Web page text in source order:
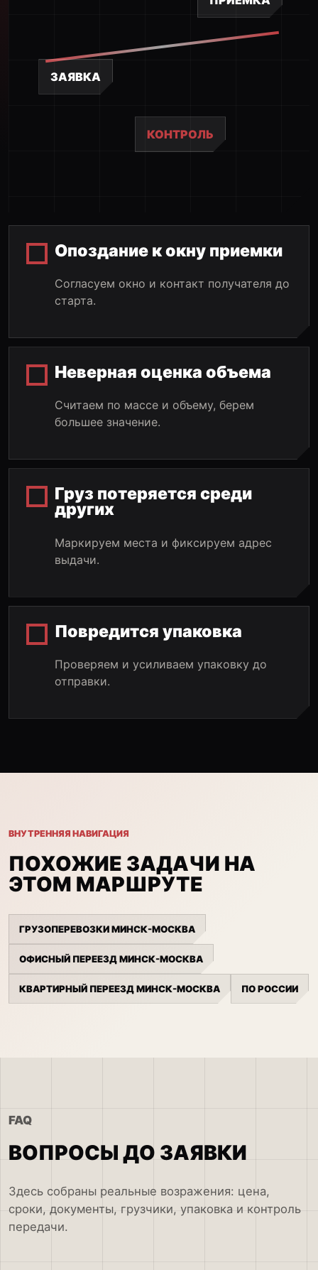
ЗАЯВКА
КОНТРОЛЬ
Опоздание к окну приемки
Согласуем окно и контакт получателя до
старта.
Неверная оценка объема
Считаем по массе и объему, берем
большее значение.
Груз потеряется среди
других
Маркируем места и фиксируем адрес
выдачи.
Повредится упаковка
Проверяем и усиливаем упаковку до
отправки.
ВНУТРЕННЯЯ НАВИГАЦИЯ
ПОХОЖИЕ ЗАДАЧИ НА
ЭТОМ МАРШРУТЕ
ГРУЗОПЕРЕВОЗКИ МИНСК-МОСКВА
ОФИСНЫЙ ПЕРЕЕЗД МИНСК-МОСКВА
КВАРТИРНЫЙ ПЕРЕЕЗД МИНСК-МОСКВА ПО РОССИИ
FAQ
ВОПРОСЫ ДО ЗАЯВКИ
Здесь собраны реальные возражения: цена,
сроки, документы, грузчики, упаковка и контроль
передачи.